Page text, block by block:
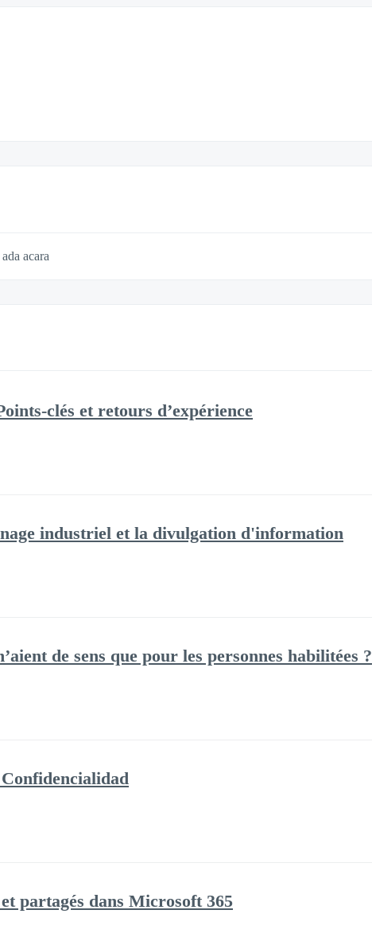
acara
clés et retours d’expérience
industriel et la divulgation d'information
de sens que pour les personnes habilitées ?
partagés dans Microsoft 365